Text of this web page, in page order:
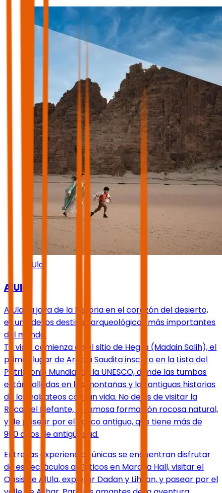
AlUla
AlUla
AlUla, la joya de la historia en el corazón del desierto,
es uno de los destinos arqueológicos más importantes
del mundo.
Tu viaje comienza en el sitio de Hegra (Madain Salih), el
primer lugar de Arabia Saudita inscrito en la Lista del
Patrimonio Mundial de la UNESCO, donde las tumbas
están talladas en las montañas y las antiguas historias
de los nabateos cobran vida. No dejes de visitar la
Roca del Elefante, la famosa formación rocosa natural,
y de pasear por el casco antiguo, que tiene más de
900 años de antigüedad.
Entre las experiencias únicas se encuentran disfrutar
de espectáculos artísticos en Maraya Hall, visitar el
Oasis de AlUla, explorar Dadan y Lihyan, y pasear por el